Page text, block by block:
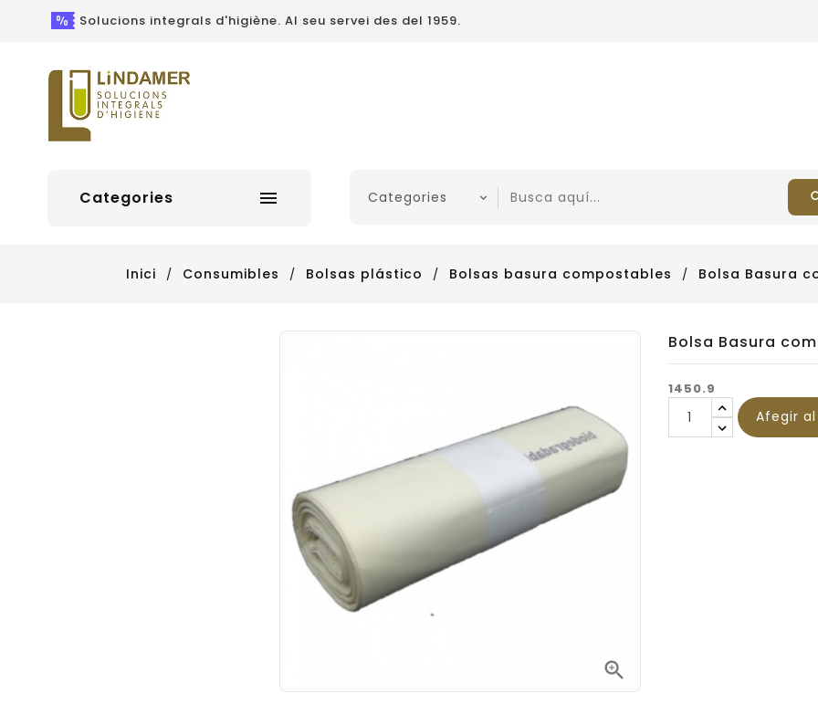
Solucions integrals d'higiène. Al seu servei des del 1959.
Categories 
Inici Consumibles Bolsas plástico Bolsas basura compostables Bolsa Basura

Bolsa Basura
1450.9
Afegir